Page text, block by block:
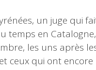
un juge qui
temps en Catalogne,
les uns après
ceux qui ont encore